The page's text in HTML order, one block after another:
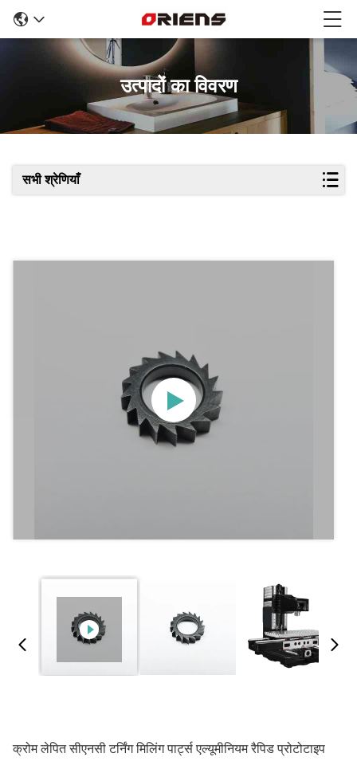
उत्पादों का विवरण
सभी श्रेणियाँ
क्रोम लेपित सीएनसी टर्निंग मिलिंग पार्ट्स एल्यूमीनियम रैपिड प्रोटोटाइप